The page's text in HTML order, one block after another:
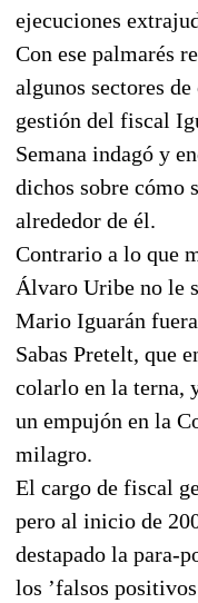
ejecuciones
Con ese palmarés
algunos sectores
gestión del fiscal
Semana indagó y
dichos sobre cómo
alrededor de él.
Contrario a lo que
Álvaro Uribe no le
Mario Iguarán
Sabas Pretelt, que
colarlo en la terna,
un empujón en la
milagro.
El cargo de fiscal
pero al inicio de
destapado la
los ’falsos